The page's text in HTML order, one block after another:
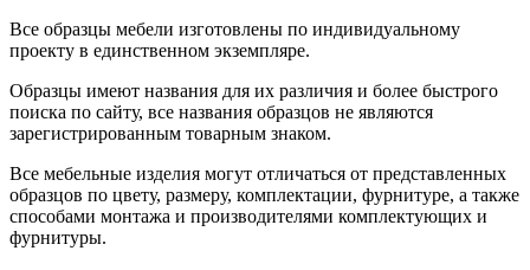
Все образцы мебели изготовлены по индивидуальному
проекту в единственном экземпляре.
Образцы имеют названия для их различия и более быстрого
поиска по сайту, все названия образцов не являются
зарегистрированным товарным знаком.
Все мебельные изделия могут отличаться от представленных
образцов по цвету, размеру, комплектации, фурнитуре, а также
способами монтажа и производителями комплектующих и
фурнитуры.